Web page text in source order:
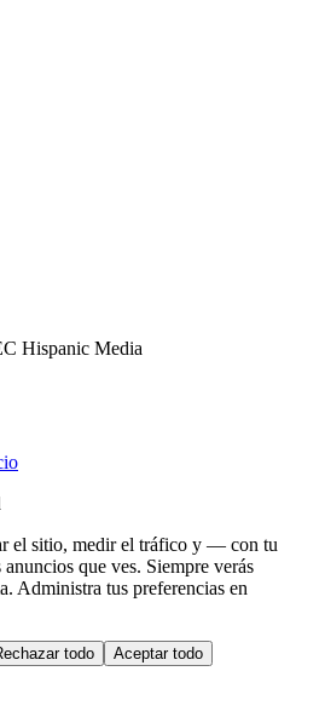
Hispanic Media
el sitio, medir el tráfico y — con tu
que ves. Siempre verás
Administra tus preferencias en
todo Aceptar todo